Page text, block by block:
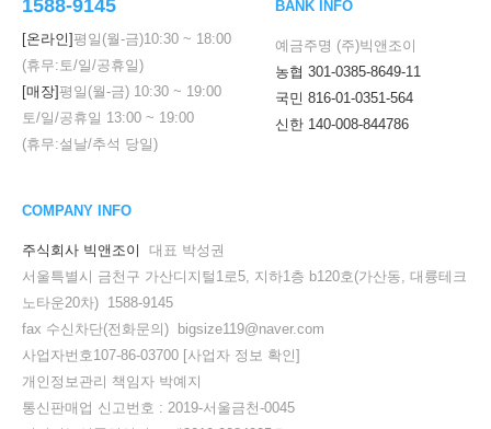
1588-9145
[온라인]평일(월-금)10:30 ~ 18:00
(휴무:토/일/공휴일)
[매장]평일(월-금) 10:30 ~ 19:00
토/일/공휴일 13:00 ~ 19:00
(휴무:설날/추석 당일)
BANK INFO
예금주명 (주)빅앤조이
농협 301-0385-8649-11
국민 816-01-0351-564
신한 140-008-844786
COMPANY INFO
주식회사 빅앤조이
대표 박성권
서울특별시 금천구 가산디지털1로5, 지하1층 b120호(가산동, 대륭테크
노타운20차) 1588-9145
fax 수신차단(전화문의) bigsize119@naver.com
사업자번호107-86-03700 [사업자 정보 확인]
개인정보관리 책임자 박예지
통신판매업 신고번호 : 2019-서울금천-0045